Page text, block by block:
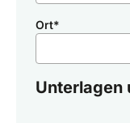
Ort*
Unterlagen